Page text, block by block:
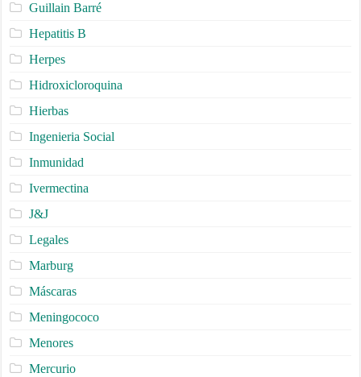
Guillain Barré
Hepatitis B
Herpes
Hidroxicloroquina
Hierbas
Ingenieria Social
Inmunidad
Ivermectina
J&J
Legales
Marburg
Máscaras
Meningococo
Menores
Mercurio